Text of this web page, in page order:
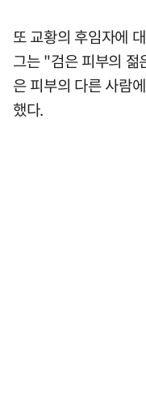
또 교황의 후임자에
그는 "검은 피부의 젊
은 피부의 다른 사람
했다.